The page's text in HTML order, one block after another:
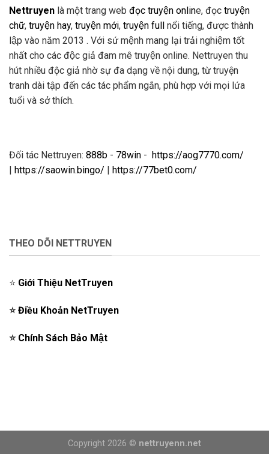
Nettruyen là một trang web đọc truyện online, đọc truyện
chữ, truyện hay, truyện mới, truyện full nổi tiếng, được thành
lập vào năm 2013 . Với sứ mệnh mang lại trải nghiệm tốt
nhất cho các độc giả đam mê truyện online. Nettruyen thu
hút nhiều độc giả nhờ sự đa dạng về nội dung, từ truyện
tranh dài tập đến các tác phẩm ngắn, phù hợp với mọi lứa
tuổi và sở thích.
Đối tác Nettruyen: 888b - 78win - https://aog7770.com/
https://saowin.bingo/ https://77bet0.com/
THEO DÕI NETTRUYEN
⭐️ Giới Thiệu NetTruyen
⭐️Điều Khoản NetTruyen
⭐️ Chính Sách Bảo Mật
Copyright 2026 © nettruyenn.net